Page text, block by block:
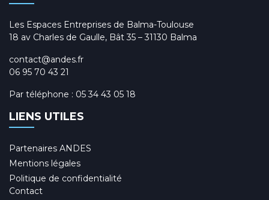
Les Espaces Entreprises de Balma-Toulouse
18 av Charles de Gaulle, Bât 35 – 31130 Balma
contact@andes.fr
06 95 70 43 21
Par téléphone : 05 34 43 05 18
LIENS UTILES
Partenaires ANDES
Mentions légales
Politique de confidentialité
Contact